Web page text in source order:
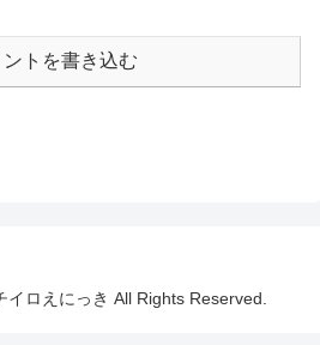
ントを書き込む
ロえにっき All Rights Reserved.